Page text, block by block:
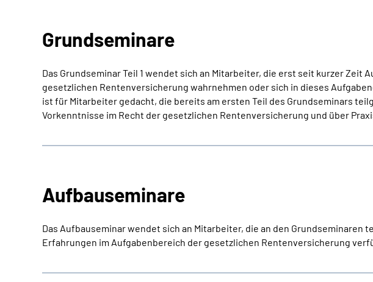
Grundseminare
Das Grundseminar Teil 1 wendet sich an Mitarbeiter, die erst seit kurzer Zeit
gesetzlichen Rentenversicherung wahrnehmen oder sich in dieses
ist für Mitarbeiter gedacht, die bereits am ersten Teil des Grundseminars
Vorkenntnisse im Recht der gesetzlichen Rentenversicherung und über
Aufbauseminare
Das Aufbauseminar wendet sich an Mitarbeiter, die an den Grundseminaren
Erfahrungen im Aufgabenbereich der gesetzlichen Rentenversicherung